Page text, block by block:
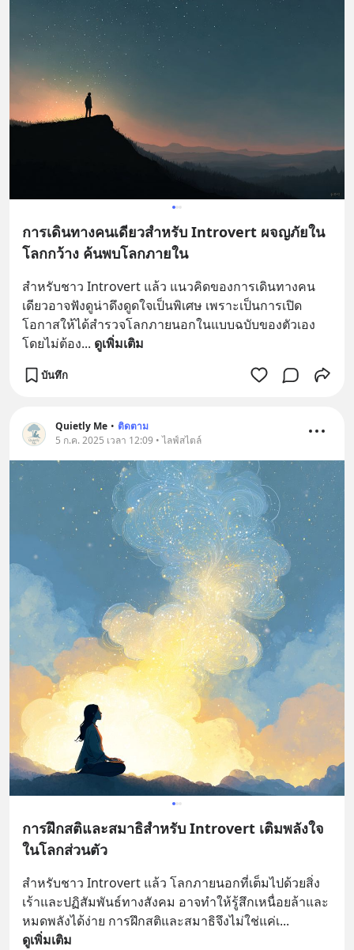
การเดินทางคนเดียวสำหรับ Introvert ผจญภัยใน
โลกกว้าง ค้นพบโลกภายใน
สำหรับชาว Introvert แล้ว แนวคิดของการเดินทางคน
เดียวอาจฟังดูน่าดึงดูดใจเป็นพิเศษ เพราะเป็นการเปิด
โอกาสให้ได้สำรวจโลกภายนอกในแบบฉบับของตัวเอง
โดยไม่ต้อง... ดูเพิ่มเติม
บันทึก
Quietly Me • ติดตาม
5 ก.ค. 2025 เวลา 12:09 • ไลฟ์สไตล์
การฝึกสติและสมาธิสำหรับ Introvert เติมพลังใจ
ในโลกส่วนตัว
สำหรับชาว Introvert แล้ว โลกภายนอกที่เต็มไปด้วยสิ่ง
เร้าและปฏิสัมพันธ์ทางสังคม อาจทำให้รู้สึกเหนื่อยล้าและ
หมดพลังได้ง่าย การฝึกสติและสมาธิจึงไม่ใช่แค่เ...
ดูเพิ่มเติม